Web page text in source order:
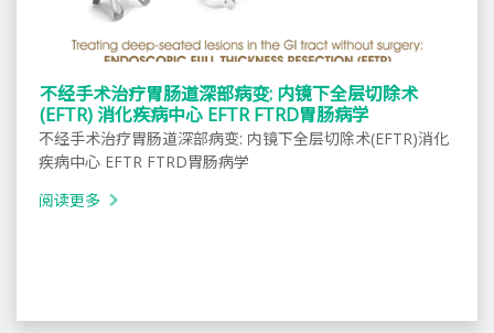
不经手术治疗胃肠道深部病变: 内镜下全层切除术
(EFTR) 消化疾病中心 EFTR FTRD胃肠病学
不经手术治疗胃肠道深部病变: 内镜下全层切除术(EFTR)消化
疾病中心 EFTR FTRD胃肠病学
阅读更多